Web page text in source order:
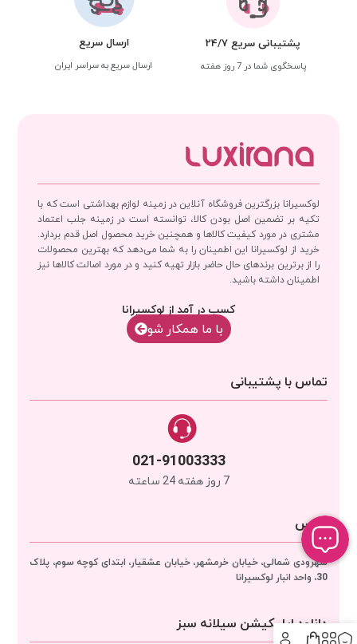
پشتیبانی سریع 24/7
پاسخگوی شما در 7 روز هفته
ارسال سریع
ارسال سریع به سراسر ایران
لوکسیرانا بزرگترین فروشگاه آنلاین در زمینه لوازم بهداشتی است که با
تکیه بر تضمین اصل بودن کالا، توانسته است در زمینه جلب اعتماد
مشتری در مورد کیفیت کالاها و همچنین خرید محصول اصل قدم بردارد.
خرید از لوکسیرانا این اطمینان را به شما می‌دهد که بهترین محصولات
را از برترین برندهای حال حاضر بازار تهیه کنید و در مورد اصالت کالاها نیز
اطمینان داشته باشید.
کسب در آمد از لوکسیرانا
با‌‌ ما همکار شو
تماس با پشتیبانی
021-91003333
7 روز هفته 24 ساعته
آدرس
سهرودی شمالی، خیابان خرمشهر، خیابان عشقیار، ابتدای کوچه سوم، پلاک
30، واحد انبار
لوکسیرانا
دانلود اپلیکیشن سیلانه سبز